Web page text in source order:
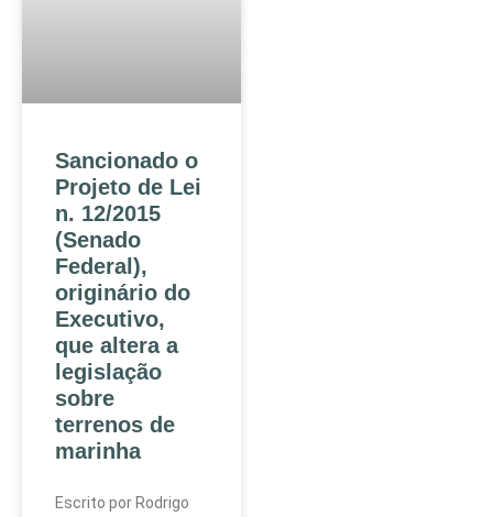
Sancionado o
Projeto de Lei
n. 12/2015
(Senado
Federal),
originário do
Executivo,
que altera a
legislação
sobre
terrenos de
marinha
Escrito por Rodrigo